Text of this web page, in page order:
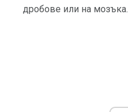
дробове или на мозъка.